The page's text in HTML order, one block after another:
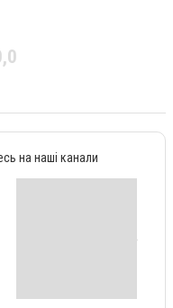
на наші канали